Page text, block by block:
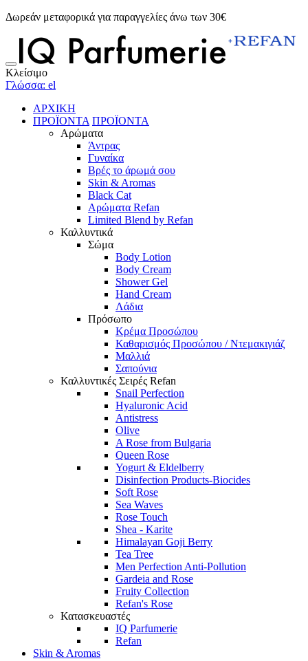
Δωρεάν μεταφορικά για παραγγελίες άνω των 30€
Κλείσιμο
Γλώσσα: el
ΑΡΧΙΚΗ
ΠΡΟΪΟΝΤΑ ΠΡΟΪΟΝΤΑ
Αρώματα
Άντρας
Γυναίκα
Βρές το άρωμά σου
Skin & Aromas
Black Cat
Αρώματα Refan
Limited Blend by Refan
Καλλυντικά
Σώμα
Body Lotion
Body Cream
Shower Gel
Hand Cream
Λάδια
Πρόσωπο
Κρέμα Προσώπου
Καθαρισμός Προσώπου / Ντεμακιγιάζ
Μαλλιά
Σαπούνια
Καλλυντικές Σειρές Refan
Snail Perfection
Hyaluronic Acid
Antistress
Olive
A Rose from Bulgaria
Queen Rose
Yogurt & Eldelberry
Disinfection Products-Biocides
Soft Rose
Sea Waves
Rose Touch
Shea - Karite
Himalayan Goji Berry
Tea Tree
Men Perfection Anti-Pollution
Gardeia and Rose
Fruity Collection
Refan's Rose
Κατασκευαστές
IQ Parfumerie
Refan
Skin & Aromas